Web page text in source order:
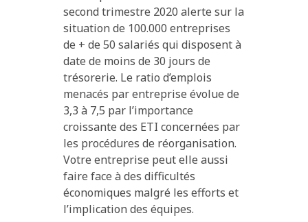
second trimestre 2020 alerte sur la
situation de 100.000 entreprises
de + de 50 salariés qui disposent à
date de moins de 30 jours de
trésorerie. Le ratio d’emplois
menacés par entreprise évolue de
3,3 à 7,5 par l’importance
croissante des ETI concernées par
les procédures de réorganisation.
Votre entreprise peut elle aussi
faire face à des difficultés
économiques malgré les efforts et
l’implication des équipes.